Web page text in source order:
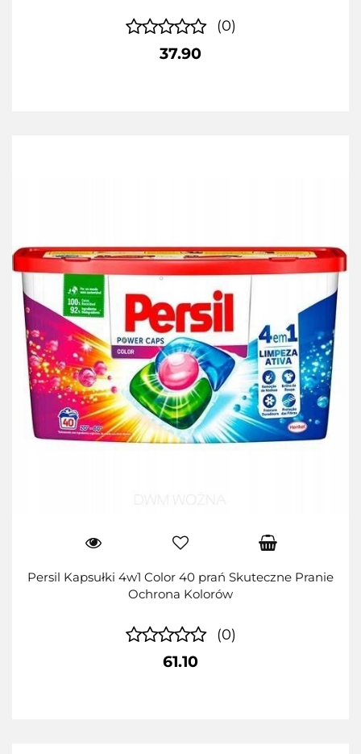
(0)
37.90
Persil Kapsułki 4w1 Color 40 prań Skuteczne Pranie
Ochrona Kolorów
(0)
61.10